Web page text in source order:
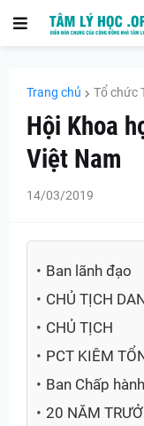
Trang chủ Tổ chức
Hội Khoa
Việt Nam
14/03/2019
Ban lãnh đạo
CHỦ TỊCH
CHỦ TỊCH
PCT KIÊM
Ban Chấp hành
20 NĂM